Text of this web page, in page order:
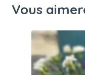
Vous